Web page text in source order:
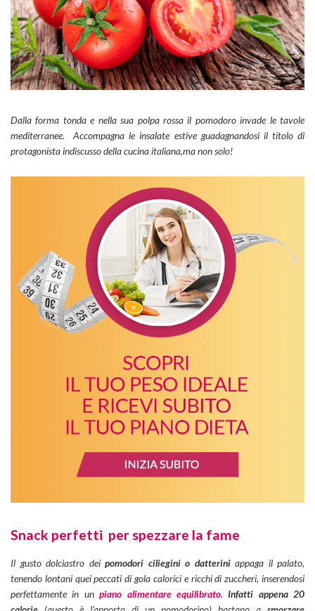
Dalla forma tonda e nella sua polpa rossa il pomodoro invade le tavole
mediterranee. Accompagna le insalate estive guadagnandosi il titolo di
protagonista indiscusso della cucina italiana,ma non solo!
Snack perfetti per spezzare la fame
Il gusto dolciastro dei pomodori ciliegini o datteriniappaga il palato,
tenendo lontani quei peccati di gola calorici e ricchi di zuccheri, inserendosi
perfettamente in unpiano alimentare equilibrato.Infatti appena 20